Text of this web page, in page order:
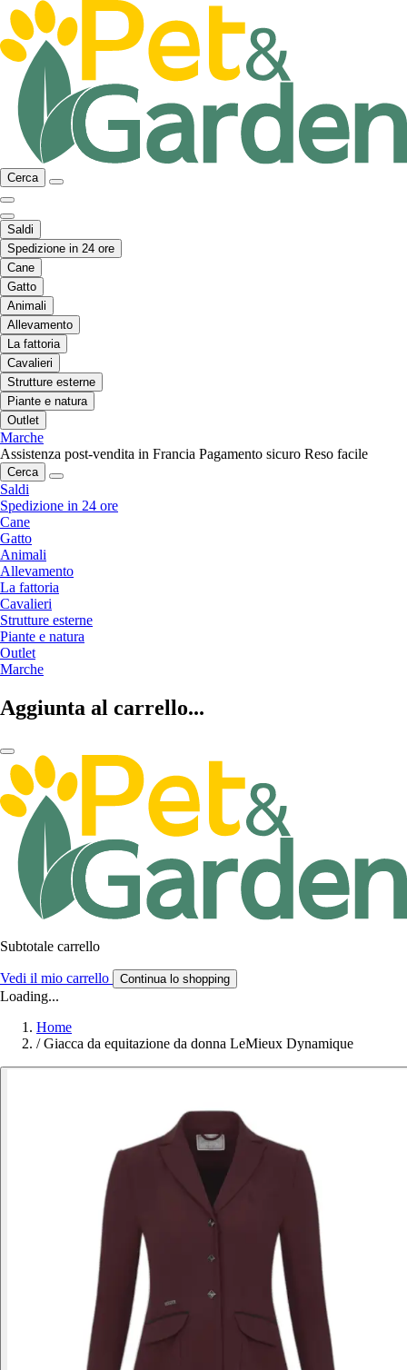
Cerca
Saldi
Spedizione in 24 ore
Cane
Gatto
Animali
Allevamento
La fattoria
Cavalieri
Strutture esterne
Piante e natura
Outlet
Marche
Assistenza post-vendita in Francia Pagamento sicuro Reso facile
Cerca
Saldi
Spedizione in 24 ore
Cane
Gatto
Animali
Allevamento
La fattoria
Cavalieri
Strutture esterne
Piante e natura
Outlet
Marche
Aggiunta al carrello...
Subtotale carrello
Vedi il mio carrello Continua lo shopping
Loading...
Home
/ Giacca da equitazione da donna LeMieux Dynamique